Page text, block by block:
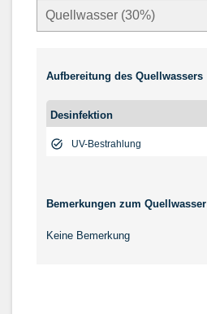
Aufbereitung des Quellwassers
Desinfektion
UV-Bestrahlung
Bemerkungen zum Quellwasser
Keine Bemerkung